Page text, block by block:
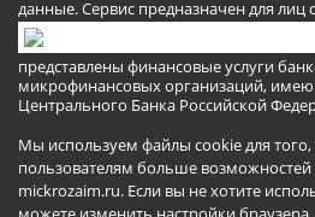
данные. Сервис предназначен для лиц
представлены финансовые услуги
микрофинансовых организаций,
Центрального Банка Российской
Мы используем файлы cookie для того,
пользователям больше
mickrozaim.ru. Если вы не хотите